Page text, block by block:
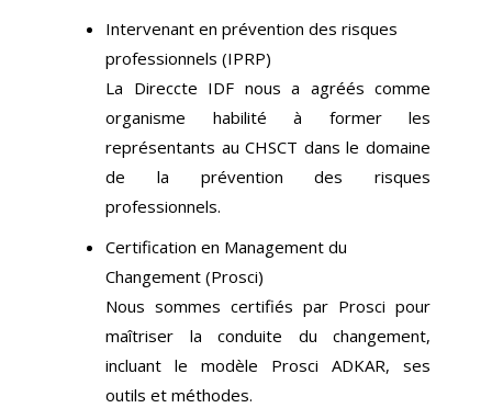
Intervenant en prévention des risques
professionnels (IPRP)
La Direccte IDF nous a agréés comme
organisme habilité à former les
représentants au CHSCT dans le domaine
de la prévention des risques
professionnels.
Certification en Management du
Changement (Prosci)
Nous sommes certifiés par Prosci pour
maîtriser la conduite du changement,
incluant le modèle Prosci ADKAR, ses
outils et méthodes.